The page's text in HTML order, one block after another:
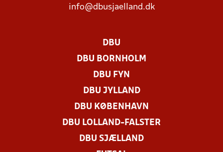
info@dbusjaelland.dk
DBU
DBU BORNHOLM
DBU FYN
DBU JYLLAND
DBU KØBENHAVN
DBU LOLLAND-FALSTER
DBU SJÆLLAND